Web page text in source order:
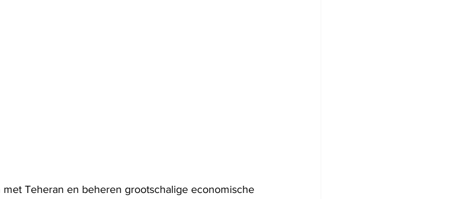
Teheran en beheren grootschalige economische